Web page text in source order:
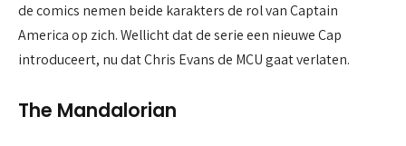
de comics nemen beide karakters de rol van Captain
America op zich. Wellicht dat de serie een nieuwe Cap
introduceert, nu dat Chris Evans de MCU gaat verlaten.
The Mandalorian